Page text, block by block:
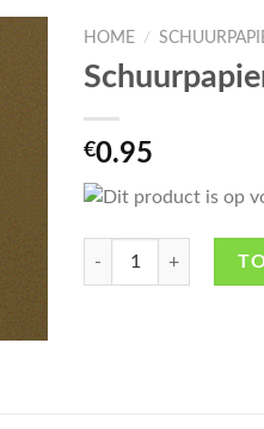
HOME /
€0.95
Schuurpapier